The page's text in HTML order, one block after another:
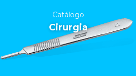
Catálogo
Cirurgia